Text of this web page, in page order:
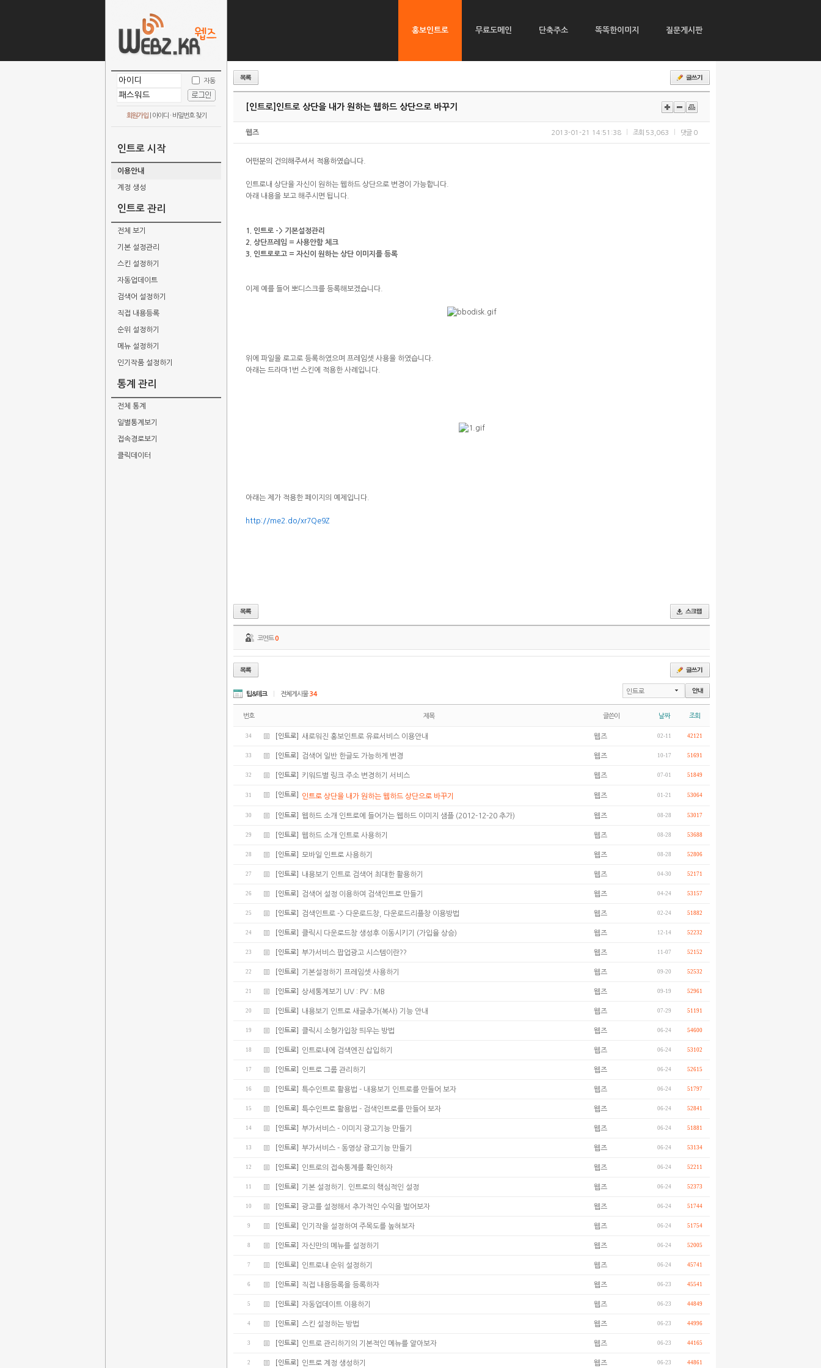
홍보인트로 무료도메인 단축주소 똑똑한이미지 질문게시판
자동
회원가입| 아이디 · 비밀번호 찾기
인트로 시작
이용안내
계정 생성
인트로 관리
전체 보기
기본 설정관리
스킨 설정하기
자동업데이트
검색어 설정하기
직접 내용등록
순위 설정하기
메뉴 설정하기
인기작품 설정하기
통계 관리
전체 통계
일별통계보기
접속경로보기
클릭데이터
[인트로] 인트로 상단을 내가 원하는 웹하드 상단으로 바꾸기
웹즈 2013-01-21 14:51:38 조회 53,063 댓글 0
어떤분의 건의해주셔서 적용하였습니다.
인트로내 상단을 자신이 원하는 웹하드 상단으로 변경이 가능합니다.
아래 내용을 보고 해주시면 됩니다.
1. 인트로 -> 기본설정관리
2. 상단프레임 = 사용안함 체크
3. 인트로로고 = 자신이 원하는 상단 이미지를 등록
이제 예를 들어 뽀디스크를 등록해보겠습니다.
위에 파일을 로고로 등록하였으며 프레임셋 사용을 하였습니다.
아래는 드라마1번 스킨에 적용한 사례입니다.
아래는 제가 적용한 페이지의 예제입니다.
http://me2.do/xr7Qe9Z
코멘트0
팁&테크 전체게시물34 인트로
번호 제목 글쓴이 날짜 조회
34 [인트로] 새로워진 홍보인트로 유료서비스 이용안내 웹즈 02-11 42121
33 [인트로] 검색어 일반 한글도 가능하게 변경 웹즈 10-17 51691
32 [인트로] 키워드별 링크 주소 변경하기 서비스 웹즈 07-01 51849
31 [인트로] 인트로 상단을 내가 원하는 웹하드 상단으로 바꾸기 웹즈 01-21 53064
30 [인트로] 웹하드 소개 인트로에 들어가는 웹하드 이미지 샘플 (2012-12-20 추가) 웹즈 08-28 53017
29 [인트로] 웹하드 소개 인트로 사용하기 웹즈 08-28 53688
28 [인트로] 모바일 인트로 사용하기 웹즈 08-28 52806
27 [인트로] 내용보기 인트로 검색어 최대한 활용하기 웹즈 04-30 52171
26 [인트로] 검색어 설정 이용하여 검색인트로 만들기 웹즈 04-24 53157
25 [인트로] 검색인트로 -> 다운로드창, 다운로드리플창 이용방법 웹즈 02-24 51882
24 [인트로] 클릭시 다운로드창 생성후 이동시키기 (가입율 상승) 웹즈 12-14 52232
23 [인트로] 부가서비스 팝업광고 시스템이란?? 웹즈 11-07 52152
22 [인트로] 기본설정하기 프레임셋 사용하기 웹즈 09-20 52532
21 [인트로] 상세통계보기 UV : PV : MB 웹즈 09-19 52961
20 [인트로] 내용보기 인트로 새글추가(복사) 기능 안내 웹즈 07-29 51191
19 [인트로] 클릭시 소형가입창 띄우는 방법 웹즈 06-24 54600
18 [인트로] 인트로내에 검색엔진 삽입하기 웹즈 06-24 53102
17 [인트로] 인트로 그룹 관리하기 웹즈 06-24 52615
16 [인트로] 특수인트로 활용법 - 내용보기 인트로를 만들어 보자 웹즈 06-24 51797
15 [인트로] 특수인트로 활용법 - 검색인트로를 만들어 보자 웹즈 06-24 52841
14 [인트로] 부가서비스 - 이미지 광고기능 만들기 웹즈 06-24 51881
13 [인트로] 부가서비스 - 동영상 광고기능 만들기 웹즈 06-24 53134
12 [인트로] 인트로의 접속통계를 확인하자 웹즈 06-24 52211
11 [인트로] 기본 설정하기. 인트로의 핵심적인 설정 웹즈 06-24 52373
10 [인트로] 광고를 설정해서 추가적인 수익을 벌어보자 웹즈 06-24 51744
9 [인트로] 인기작을 설정하여 주목도를 높혀보자 웹즈 06-24 51754
8 [인트로] 자신만의 메뉴를 설정하기 웹즈 06-24 52005
7 [인트로] 인트로내 순위 설정하기 웹즈 06-24 45741
6 [인트로] 직접 내용등록을 등록하자 웹즈 06-23 45541
5 [인트로] 자동업데이트 이용하기 웹즈 06-23 44849
4 [인트로] 스킨 설정하는 방법 웹즈 06-23 44996
3 [인트로] 인트로 관리하기의 기본적인 메뉴를 알아보자 웹즈 06-23 44165
2 [인트로] 인트로 계정 생성하기 웹즈 06-23 44861